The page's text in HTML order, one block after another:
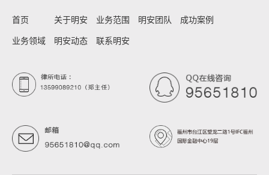
首页 关于明安 业务范围 明安团队 成功案例
业务领域 明安动态 联系明安